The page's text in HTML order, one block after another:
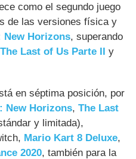
como el segundo juego
de las versiones física y
Horizons, superando
The Last of Us Parte II y
en séptima posición, por
New Horizons,The Last
y limitada),
Mario Kart 8 Deluxe,
2020, también para la